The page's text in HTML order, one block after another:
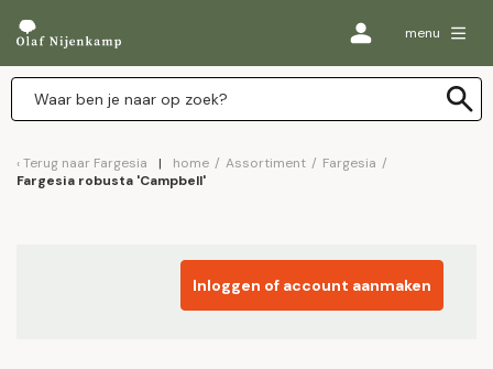
menu
Terug naar Fargesia home / Assortiment / Fargesia /
Fargesia robusta 'Campbell'
Inloggen of account aanmaken